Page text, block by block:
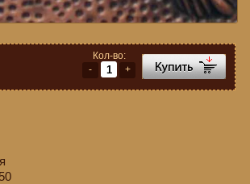
Кол-во:
-
+